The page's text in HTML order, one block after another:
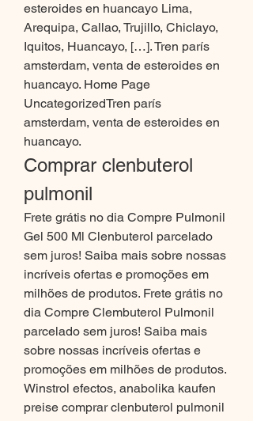
esteroides en huancayo Lima,
Arequipa, Callao, Trujillo, Chiclayo,
Iquitos, Huancayo, […]. Tren parís
amsterdam, venta de esteroides en
huancayo. Home Page
UncategorizedTren parís
amsterdam, venta de esteroides en
huancayo.
Comprar clenbuterol
pulmonil
Frete grátis no dia Compre Pulmonil
Gel 500 Ml Clenbuterol parcelado
sem juros! Saiba mais sobre nossas
incríveis ofertas e promoções em
milhões de produtos. Frete grátis no
dia Compre Clembuterol Pulmonil
parcelado sem juros! Saiba mais
sobre nossas incríveis ofertas e
promoções em milhões de produtos.
Winstrol efectos, anabolika kaufen
preise comprar clenbuterol pulmonil